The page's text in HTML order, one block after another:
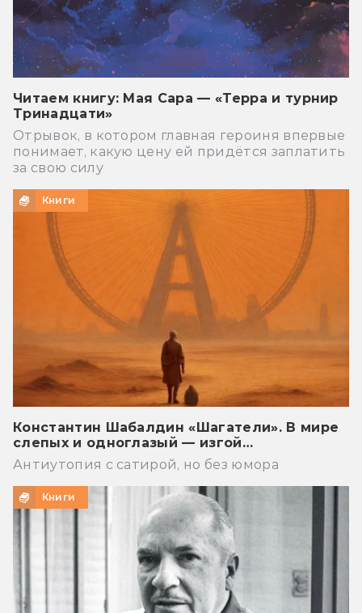
Читаем книгу: Мая Сара — «Терра и турнир
Тринадцати»
Отрывок, в котором главная героиня впервые
понимает, какую цену ей придётся заплатить
за свою силу
Книги
Константин Шабалдин «Шагатели». В мире
слепых и одноглазый — изгой…
Антиутопия с сатирой, но без юмора
Книги